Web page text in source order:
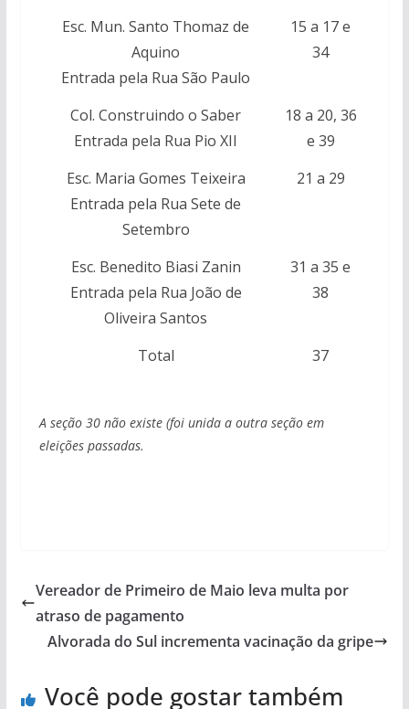
Esc. Mun. Santo Thomaz de
Aquino
Entrada pela Rua São Paulo
15 a 17 e
34
Col. Construindo o Saber
Entrada pela Rua Pio XII
18 a 20, 36
e 39
Esc. Maria Gomes Teixeira
Entrada pela Rua Sete de
Setembro
21 a 29
Esc. Benedito Biasi Zanin
Entrada pela Rua João de
Oliveira Santos
31 a 35 e
38
Total 37
A seção 30 não existe (foi unida a outra seção em
eleições passadas.
Vereador de Primeiro de Maio leva multa por
atraso de pagamento
Alvorada do Sul incrementa vacinação da gripe
Você pode gostar também